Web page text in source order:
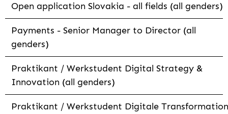
Open application Slovakia - all fields (all genders)
Payments - Senior Manager to Director (all
genders)
Praktikant / Werkstudent Digital Strategy &
Innovation (all genders)
Praktikant / Werkstudent Digitale Transformation